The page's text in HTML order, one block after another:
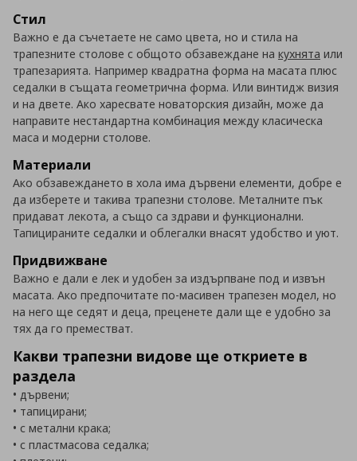
Стил
Важно е да съчетаете не само цвета, но и стила на
трапезните столове с общото обзавеждане на кухнята или
трапезарията. Например квадратна форма на масата плюс
седалки в същата геометрична форма. Или винтидж визия
и на двете. Ако харесвате новаторския дизайн, може да
направите нестандартна комбинация между класическа
маса и модерни столове.
Материали
Ако обзавеждането в хола има дървени елементи, добре е
да изберете и такива трапезни столове. Металните пък
придават лекота, а също са здрави и функционални.
Тапицираните седалки и облегалки внасят удобство и уют.
Придвижване
Важно е дали е лек и удобен за издърпване под и извън
масата. Ако предпочитате по-масивен трапезен модел, но
на него ще седят и деца, преценете дали ще е удобно за
тях да го преместват.
Какви трапезни видове ще откриете в
раздела
• дървени;
• тапицирани;
• с метални крака;
• с пластмасова седалка;